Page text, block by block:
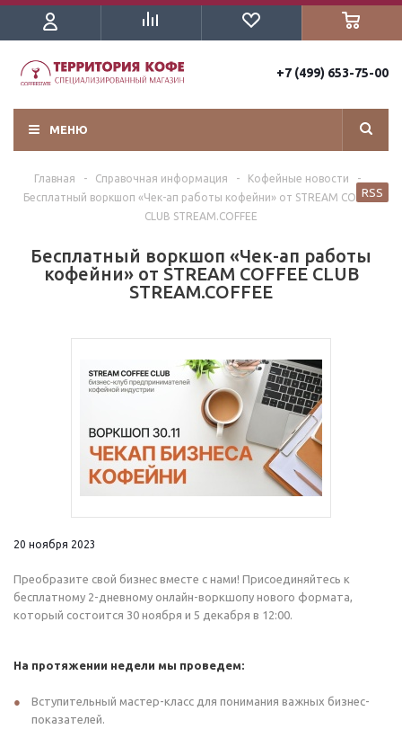
+7 (499) 653-75-00
МЕНЮ
Главная - Справочная информация - Кофейные новости
-
Бесплатный воркшоп «Чек-ап работы кофейни» от STREAM COFFEE
CLUB STREAM.COFFEE
Бесплатный воркшоп «Чек-ап работы
кофейни» от STREAM COFFEE CLUB
STREAM.COFFEE
RSS
20 ноября 2023
Преобразите свой бизнес вместе с нами! Присоединяйтесь к
бесплатному 2-дневному онлайн-воркшопу нового формата,
который состоится 30 ноября и 5 декабря в 12:00.
На протяжении недели мы проведем:
Вступительный мастер-класс для понимания важных бизнес-
показателей.